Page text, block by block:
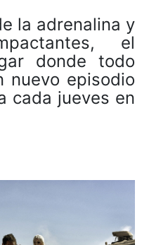
la adrenalina y
el
donde todo
nuevo episodio
cada jueves en